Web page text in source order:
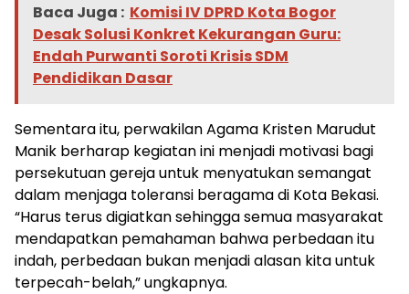
Baca Juga : Komisi IV DPRD Kota Bogor
Desak Solusi Konkret Kekurangan Guru:
Endah Purwanti Soroti Krisis SDM
Pendidikan Dasar
Sementara itu, perwakilan Agama Kristen Marudut
Manik berharap kegiatan ini menjadi motivasi bagi
persekutuan gereja untuk menyatukan semangat
dalam menjaga toleransi beragama di Kota Bekasi.
“Harus terus digiatkan sehingga semua masyarakat
mendapatkan pemahaman bahwa perbedaan itu
indah, perbedaan bukan menjadi alasan kita untuk
terpecah-belah,” ungkapnya.